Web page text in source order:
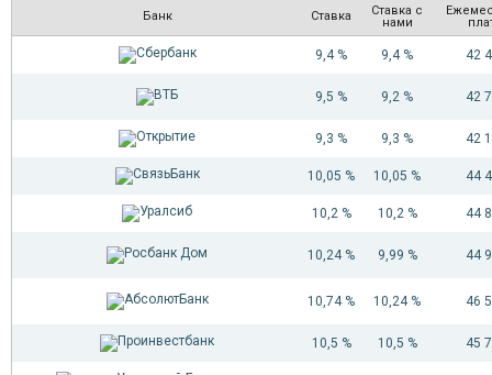
Банк Ставка
Ставка с
нами
9,4 % 9,4 % 42
9,5 % 9,2 % 42
9,3 % 9,3 % 42
10,05 % 10,05 % 44
10,2 % 10,2 % 44
10,24 % 9,99 % 44
10,74 % 10,24 % 46
10,5 % 10,5 % 45